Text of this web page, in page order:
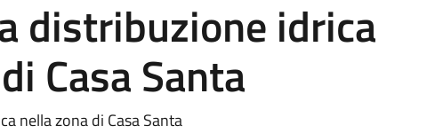
distribuzione idrica
Casa Santa
nella zona di Casa Santa